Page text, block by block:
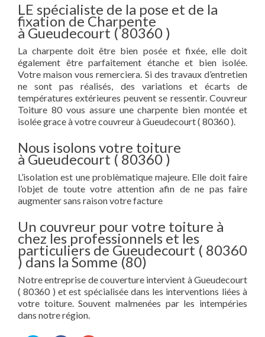
LE spécialiste de la pose et de la
fixation de Charpente
à Gueudecourt ( 80360 )
La charpente doit être bien posée et fixée, elle doit
également être parfaitement étanche et bien isolée.
Votre maison vous remerciera. Si des travaux d’entretien
ne sont pas réalisés, des variations et écarts de
températures extérieures peuvent se ressentir. Couvreur
Toiture 80 vous assure une charpente bien montée et
isolée grace à votre couvreur à Gueudecourt ( 80360 ).
Nous isolons votre toiture
à Gueudecourt ( 80360 )
L’isolation est une problèmatique majeure. Elle doit faire
l’objet de toute votre attention afin de ne pas faire
augmenter sans raison votre facture
Un couvreur pour votre toiture à
chez les professionnels et les
particuliers de Gueudecourt ( 80360
) dans la Somme (80)
Notre entreprise de couverture intervient à Gueudecourt
( 80360 ) et est spécialisée dans les interventions liées à
votre toiture. Souvent malmenées par les intempéries
dans notre région.